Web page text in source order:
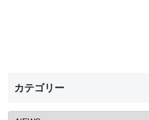
カテゴリー